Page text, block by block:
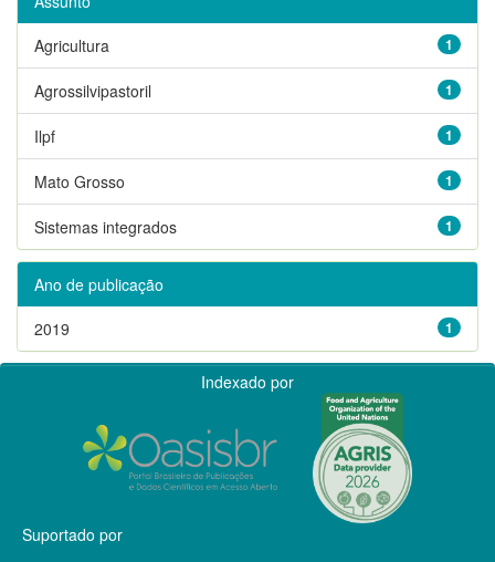
1
Agricultura
1
Agrossilvipastoril
1
Ilpf
1
Mato Grosso
1
Sistemas integrados
Ano de publicação
1
2019
Indexado por
Suportado por